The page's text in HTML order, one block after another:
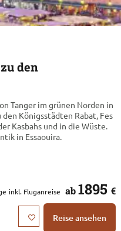
den
Tanger im grünen Norden in
Königsstädten Rabat, Fes
Kasbahs und in die Wüste.
in Essaouira.
inkl. Fluganreise ab1895 €
Reise ansehen